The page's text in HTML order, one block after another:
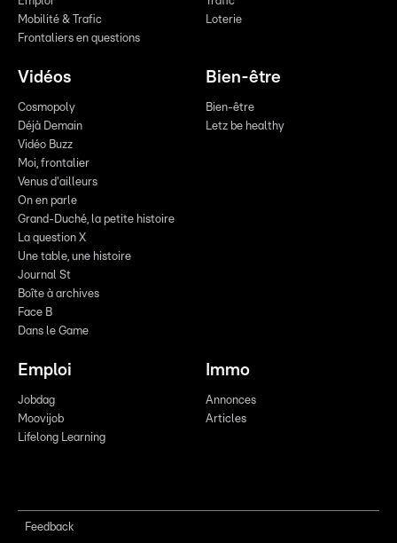
Mobilité & Trafic
Frontaliers en questions
Loterie
Vidéos
Cosmopoly
Déjà Demain
Vidéo Buzz
Moi, frontalier
Venus d'ailleurs
On en parle
Grand-Duché, la petite histoire
La question X
Une table, une histoire
Journal St
Boîte à archives
Face B
Dans le Game
Bien-être
Bien-être
Letz be healthy
Emploi
Jobdag
Moovijob
Lifelong Learning
Immo
Annonces
Articles
Feedback